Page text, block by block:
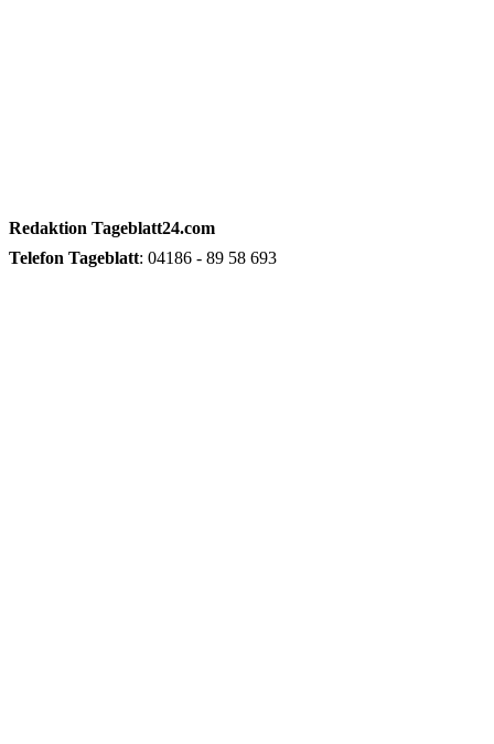
Redaktion Tageblatt24.com
Telefon Tageblatt: 04186 - 89 58 693